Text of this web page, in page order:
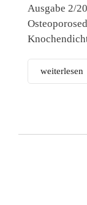
Ausgabe 2/
weiterlesen